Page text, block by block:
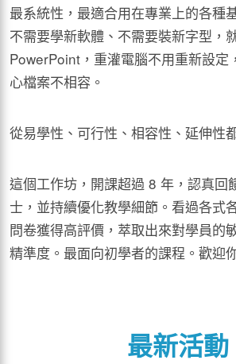
最系統性，最適合用在專業上的各種
不需要學新軟體、不需要裝新字型，
PowerPoint，重灌電腦不用重新設定
心檔案不相容。
從易學性、可行性、相容性、延伸性
這個工作坊，開課超過 8 年，認真回
士，並持續優化教學細節。看過各式
問卷獲得高評價，萃取出來對學員的
精準度。最面向初學者的課程。歡迎
最新活動